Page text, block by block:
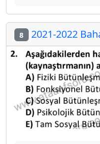
8 2021-2022